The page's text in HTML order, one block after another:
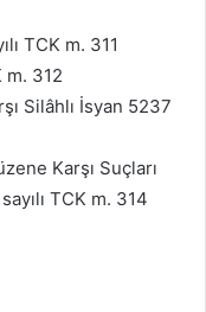
TCK m. 311
m. 312
Silâhlı İsyan 5237
Karşı Suçları
TCK m. 314